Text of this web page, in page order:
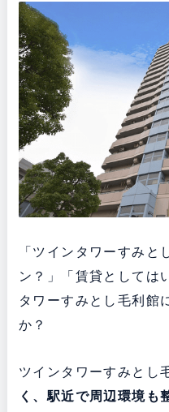
「ツインタワーすみと
ン？」「賃貸としては
タワーすみとし毛利館
か？
ツインタワーすみとし
く、駅近で周辺環境も